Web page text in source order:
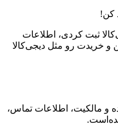
کردی، اطلاعات
رو مثل دیجی‌کالا
اطلاعات تماس،